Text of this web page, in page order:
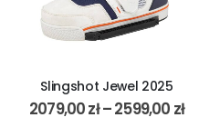
Slingshot Jewel 2025
2079,00zł–2599,00 zł